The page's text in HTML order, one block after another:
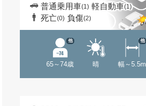
普通乗用車(1) 軽自動車(1)
死亡(0) 負傷(2)
65～74歳
他
晴 幅～5.5m
他